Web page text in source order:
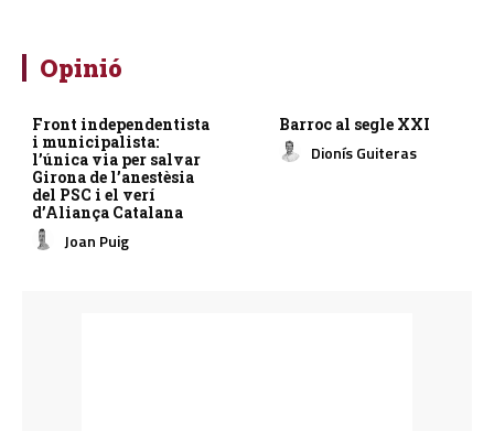
Opinió
Front independentista
i municipalista:
l’única via per salvar
Girona de l’anestèsia
del PSC i el verí
d’Aliança Catalana
Joan Puig
Barroc al segle XXI
Dionís Guiteras